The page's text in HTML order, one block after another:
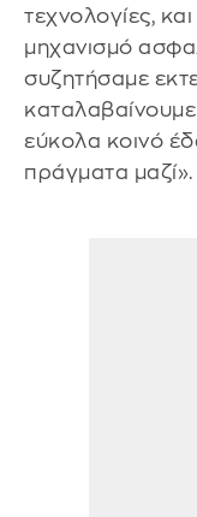
τεχνολογίες,
μηχανισμό
συζητήσαμε
εύκολα κοινό
πράγματα μαζί».